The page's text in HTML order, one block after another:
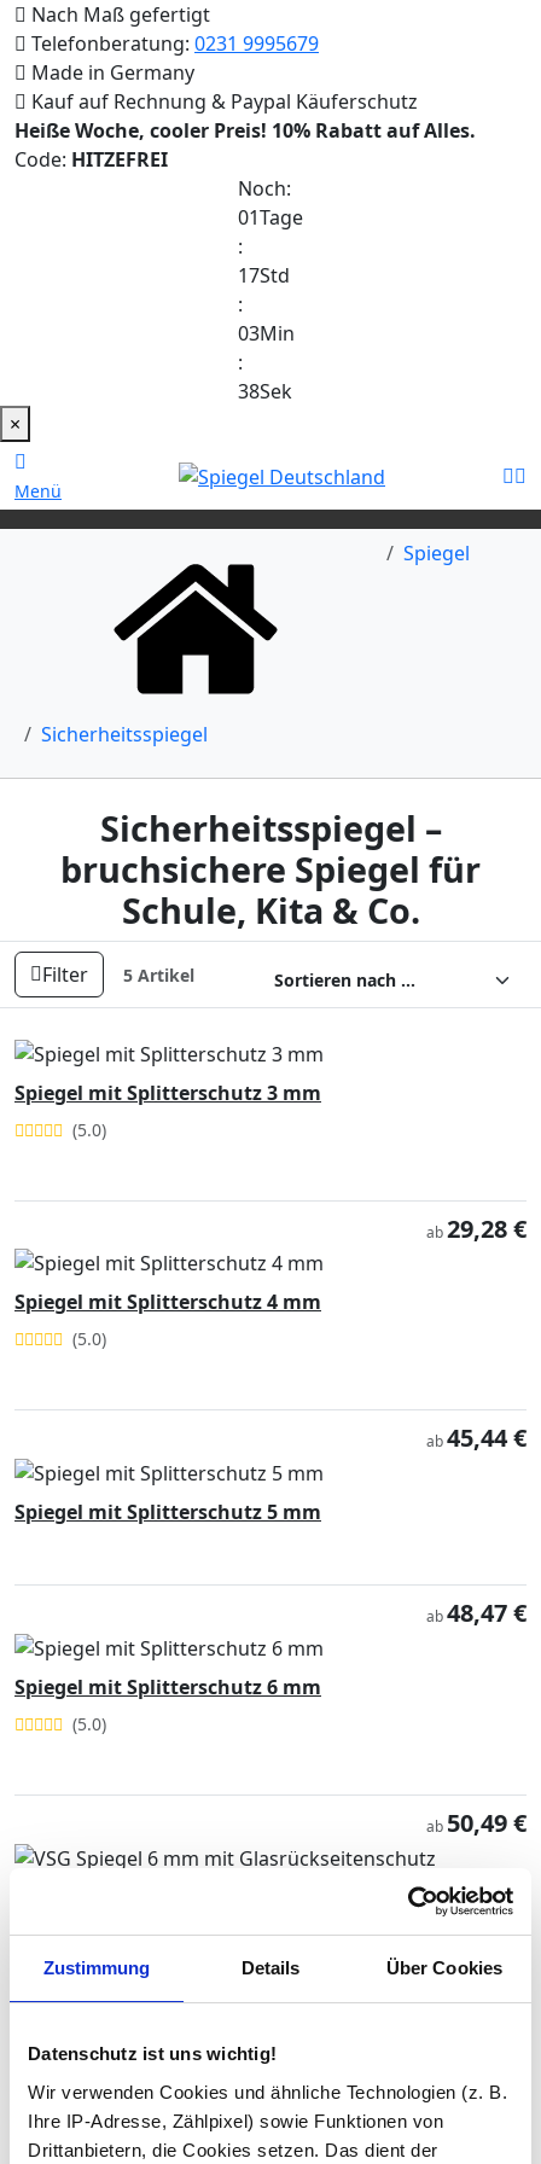
Zustimmung Details Über Cookies
Datenschutz ist uns wichtig!
Wir verwenden Cookies und ähnliche Technologien (z. B.
Ihre IP-Adresse, Zählpixel) sowie Funktionen von
Drittanbietern, die Cookies setzen. Das dient der
Nach Maß gefertigt
Telefonberatung: 0231 9995679
Made in Germany
Kauf auf Rechnung & Paypal Käuferschutz
Heiße Woche, cooler Preis! 10% Rabatt auf Alles.
Code: HITZEFREI
Noch:
01Tage
:
17Std
:
03Min
:
38Sek
×
Menü
Spiegel
Sicherheitsspiegel
Sicherheitsspiegel –
bruchsichere Spiegel für
Schule, Kita & Co.
Filter 5 Artikel
Spiegel mit Splitterschutz 3 mm
(5.0)
ab29,28 €
Spiegel mit Splitterschutz 4 mm
(5.0)
ab45,44 €
Spiegel mit Splitterschutz 5 mm
ab48,47 €
Spiegel mit Splitterschutz 6 mm
(5.0)
ab 50,49 €
VSG Spiegel 6 mm mit Glasrückseitenschutz
ab49,48 €
1